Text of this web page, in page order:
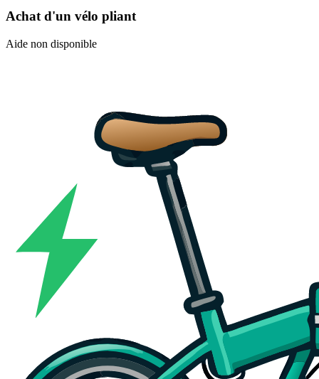
Achat d'un vélo pliant
Aide non disponible